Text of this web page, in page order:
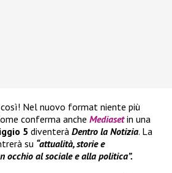
così! Nel nuovo format niente più
conferma anche Mediasetin una
5 diventerà Dentro la Notizia. La
su “attualità, storie e
occhio al sociale e alla politica”.